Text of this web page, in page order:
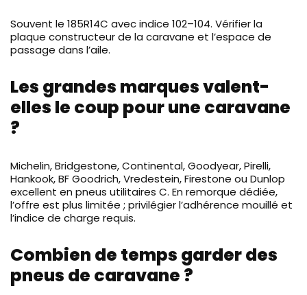
Souvent le 185R14C avec indice 102–104. Vérifier la
plaque constructeur de la caravane et l’espace de
passage dans l’aile.
Les grandes marques valent-
elles le coup pour une caravane
?
Michelin, Bridgestone, Continental, Goodyear, Pirelli,
Hankook, BF Goodrich, Vredestein, Firestone ou Dunlop
excellent en pneus utilitaires C. En remorque dédiée,
l’offre est plus limitée ; privilégier l’adhérence mouillé et
l’indice de charge requis.
Combien de temps garder des
pneus de caravane ?